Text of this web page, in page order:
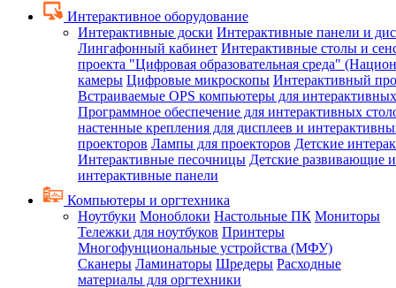
Интерактивное оборудование
Интерактивные доски Интерактивные панели и
Лингафонный кабинет Интерактивные столы и
проекта "Цифровая образовательная среда"
камеры Цифровые микроскопы Интерактивный
Встраиваемые OPS компьютеры для
Программное обеспечение для интерактивных
настенные крепления для дисплеев и
проекторов Лампы для проекторов Детские
Интерактивные песочницы Детские развивающие
интерактивные панели
Компьютеры и оргтехника
Ноутбуки Моноблоки Настольные ПК Мониторы
Тележки для ноутбуков Принтеры
Многофунциональные устройства (МФУ)
Сканеры Ламинаторы Шредеры Расходные
материалы для оргтехники